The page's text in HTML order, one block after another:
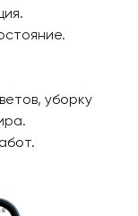
уборку